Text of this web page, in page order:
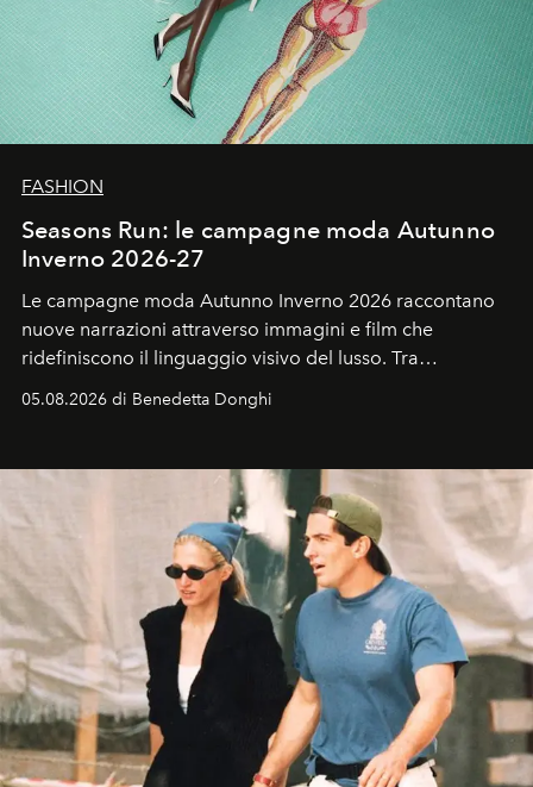
FASHION
Seasons Run: le campagne moda Autunno
Inverno 2026-27
Le campagne moda Autunno Inverno 2026 raccontano
nuove narrazioni attraverso immagini e film che
ridefiniscono il linguaggio visivo del lusso. Tra
protagonisti del cinema, volti della cultura
contemporanea e storytelling d'autore, le maison
di esprimere identità, visione e desiderio.
05.08.2026 di Benedetta Donghi